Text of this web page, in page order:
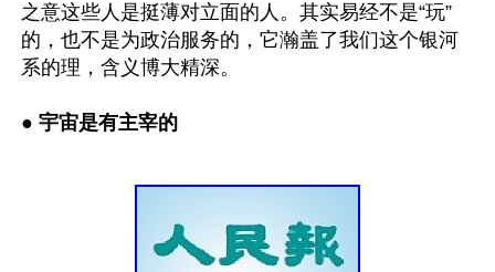
之意这些人是挺薄对立面的人。其实易经不是“玩”
的，也不是为政治服务的，它瀚盖了我们这个银河
系的理，含义博大精深。
● 宇宙是有主宰的